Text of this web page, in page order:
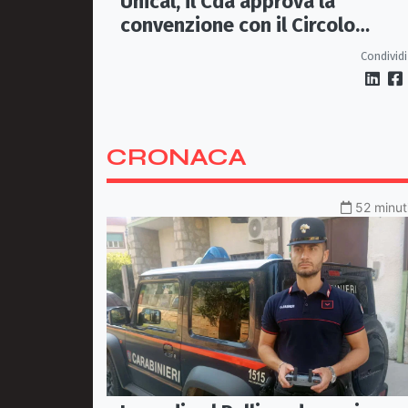
convenzione con il Circolo
CRONACA
52